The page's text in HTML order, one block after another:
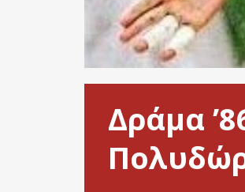
Δράμα